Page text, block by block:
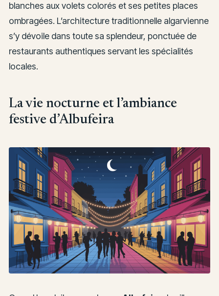
blanches aux volets colorés et ses petites places
ombragées. L’architecture traditionnelle algarvienne
s’y dévoile dans toute sa splendeur, ponctuée de
restaurants authentiques servant les spécialités
locales.
La vie nocturne et l’ambiance
festive d’Albufeira